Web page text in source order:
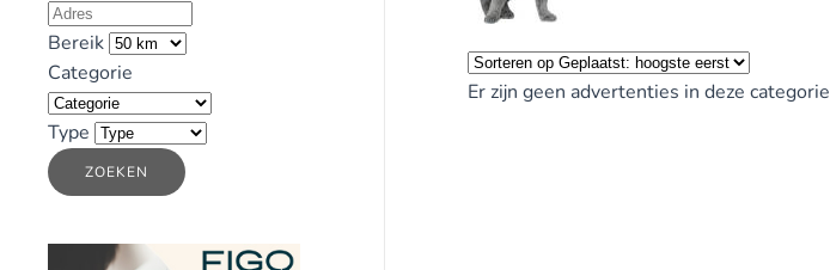
Er zijn geen advertenties in deze categorie
Bereik
Categorie
Type
ZOEKEN